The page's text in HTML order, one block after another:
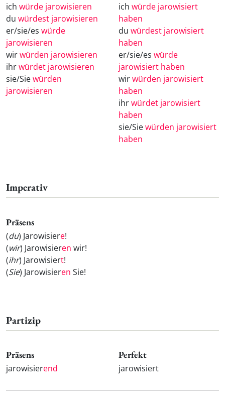
ich würde jarowisieren
du würdest jarowisieren
er/sie/es würde
jarowisieren
wirwürden jarowisieren
ihrwürdet jarowisieren
sie/Siewürden
jarowisieren
ich würde jarowisiert
haben
du würdest jarowisiert
haben
er/sie/es würde
jarowisiert haben
wirwürden jarowisiert
haben
ihrwürdet jarowisiert
haben
sie/Siewürden jarowisiert
haben
Imperativ
Präsens
(du) Jarowisiere!
(wir) Jarowisieren wir!
(ihr) Jarowisiert!
(Sie) Jarowisieren Sie!
Partizip
Präsens
jarowisierend
Perfekt
jarowisiert